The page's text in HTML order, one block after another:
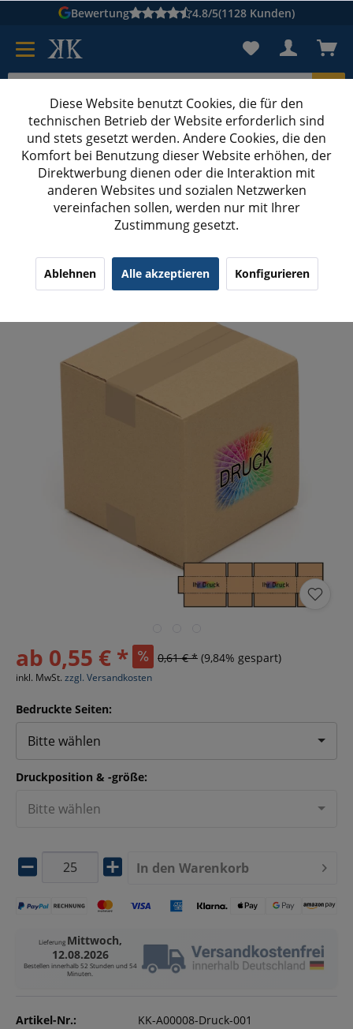
Bewertung 4.8/5(1128 Kunden)
Karton suchen
Kartons bedruckenKartons nach Maß
Quadratische Kartons bedrucken
200x200x200 mm einwellige Kartons quadratisch
(19) 4.63/5.00
ab 0,55 € * 0,61 € * (9,84% gespart)
inkl. MwSt. zzgl. Versandkosten
Lieferung Mittwoch,
12.08.2026
Bestellen innerhalb52 Stunden und 54
Minuten.
Bedruckte Seiten:
Bitte wählen
Druckposition & -größe:
Bitte wählen
In den Warenkorb
Artikel-Nr.: KK-A00008-Druck-001
Diese Website benutzt Cookies, die für den
technischen Betrieb der Website erforderlich sind
und stets gesetzt werden. Andere Cookies, die den
Komfort bei Benutzung dieser Website erhöhen, der
Direktwerbung dienen oder die Interaktion mit
anderen Websites und sozialen Netzwerken
vereinfachen sollen, werden nur mit Ihrer
Zustimmung gesetzt.
Ablehnen Alle akzeptieren Konfigurieren